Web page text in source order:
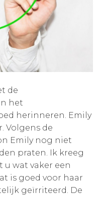
de
het
herinneren. Emily
Volgens de
Emily nog niet
praten. Ik kreeg
u wat vaker een
is goed voor haar
geïrriteerd. De